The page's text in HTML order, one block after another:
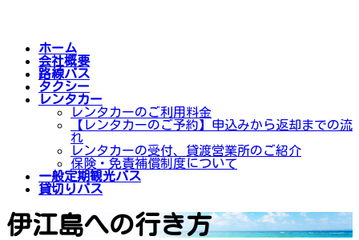
ホーム
会社概要
路線バス
タクシー
レンタカー
レンタカーのご利用料金
【レンタカーのご予約】申込みから返却までの流
れ
レンタカーの受付、貸渡営業所のご紹介
保険・免責補償制度について
一般定期観光バス
貸切りバス
伊江島への行き方